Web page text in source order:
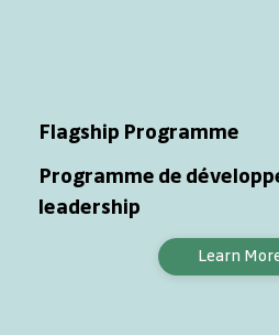
Flagship Programme
Programme de
leadership
Learn